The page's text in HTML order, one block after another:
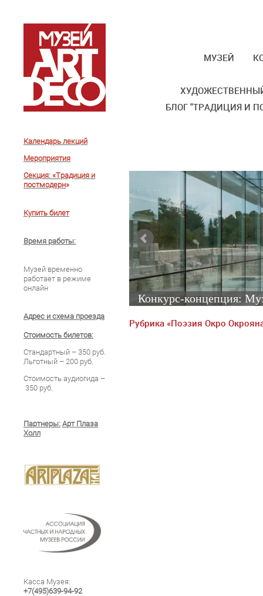
Календарь лекций
Мероприятия
Секция: «Традиция и
постмодерн»
Купить билет
Время работы:
Музей временно
работает в режиме
онлайн
Адрес и схема проезда
Стоимость билетов:
Стандартный – 350 руб.
Льготный – 200 руб.
Стоимость аудиогида –
350 руб.
Партнеры: Арт Плаза
Холл
Касса Музея:
+7(495)639-94-92
МУЗЕЙ
БЛОГ "ТРАДИЦИЯ И
Конкурс-концепция:
Рубрика «Поэзия Окро